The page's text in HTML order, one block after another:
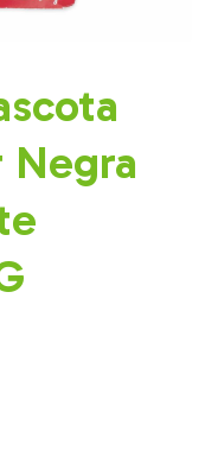
Negra